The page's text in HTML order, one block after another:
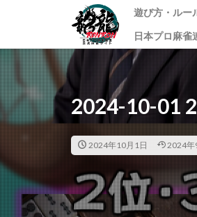
遊び方・ルー
龍龍のプレ
ルール
課金方法
日本プロ麻雀
2024-10-01
2024年10月1日 2024年